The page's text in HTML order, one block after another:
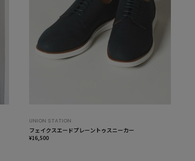
UNION STATION
フェイクスエードプレーントゥスニーカー
¥16,500